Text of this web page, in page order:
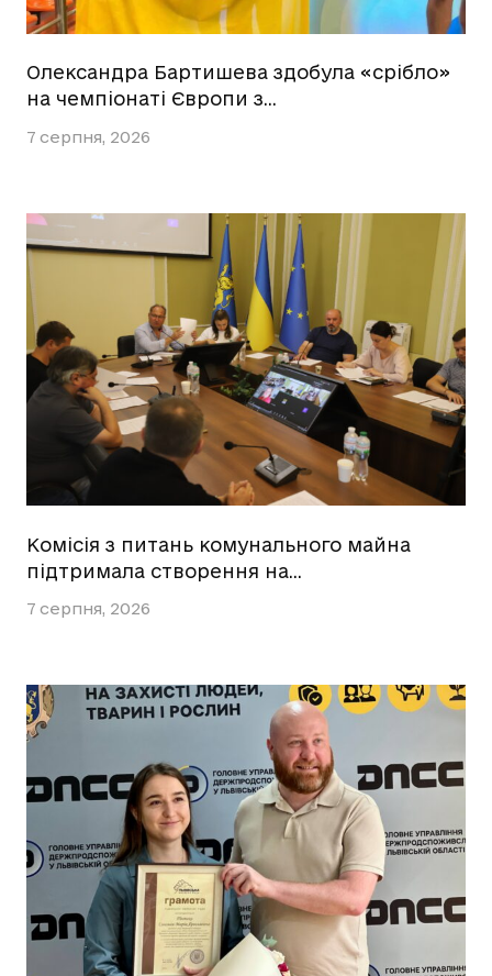
Олександра Бартишева здобула «срібло»
на чемпіонаті Європи з…
7 серпня, 2026
Комісія з питань комунального майна
підтримала створення на…
7 серпня, 2026